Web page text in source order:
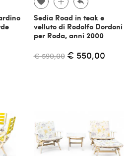
Sedia Road in teak e
velluto di Rodolfo Dordoni
per Roda, anni 2000
€ 590,00 € 550,00